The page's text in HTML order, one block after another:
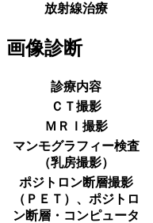
放射線治療
画像診断
診療内容
ＣＴ撮影
ＭＲＩ撮影
マンモグラフィー検査
（乳房撮影）
ポジトロン断層撮影
（ＰＥＴ）、ポジトロ
ン断層・コンピュータ